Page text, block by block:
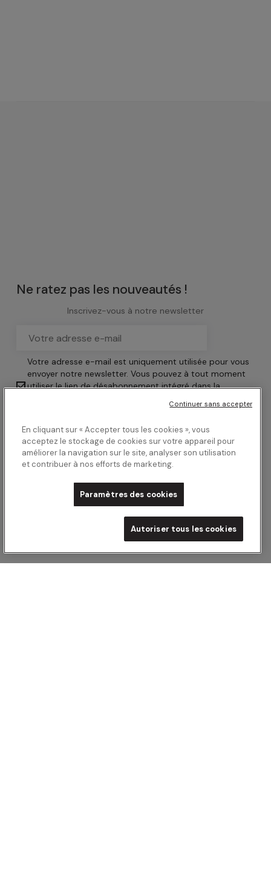
Ne ratez pas les nouveautés !
Inscrivez-vous à notre newsletter

Votre adresse e-mail est uniquement utilisée pour vous
envoyer notre newsletter. Vous pouvez à tout moment
utiliser le lien de désabonnement intégré dans la
En cliquant sur « Accepter tous les cookies », vous
acceptez le stockage de cookies sur votre appareil pour
améliorer la navigation sur le site, analyser son utilisation
et contribuer à nos efforts de marketing.
Paramètres des cookies
Autoriser tous les cookies
Continuer sans accepter